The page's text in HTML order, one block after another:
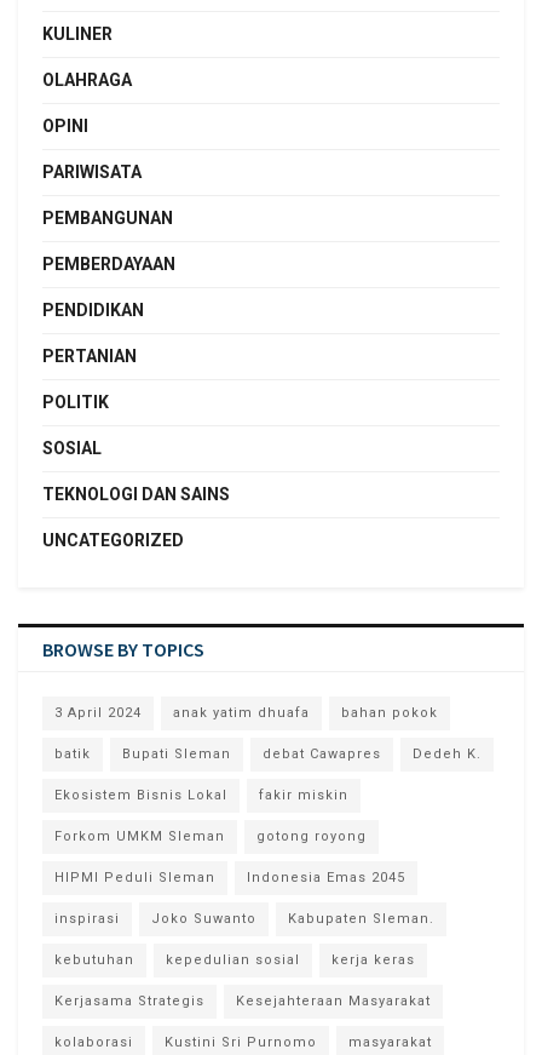
KULINER
OLAHRAGA
OPINI
PARIWISATA
PEMBANGUNAN
PEMBERDAYAAN
PENDIDIKAN
PERTANIAN
POLITIK
SOSIAL
TEKNOLOGI DAN SAINS
UNCATEGORIZED
BROWSE BY TOPICS
3 April 2024 anak yatim dhuafa bahan pokok
batik Bupati Sleman debat Cawapres Dedeh K.
Ekosistem Bisnis Lokal fakir miskin
Forkom UMKM Sleman gotong royong
HIPMI Peduli Sleman Indonesia Emas 2045
inspirasi Joko Suwanto Kabupaten Sleman.
kebutuhan kepedulian sosial kerja keras
Kerjasama Strategis Kesejahteraan Masyarakat
kolaborasi Kustini Sri Purnomo masyarakat